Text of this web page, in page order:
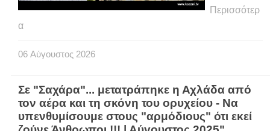
Περισσότερ
α
06 Αύγουστος 2026
Σε "Σαχάρα"... μετατράπηκε η Αχλάδα από
τον αέρα και τη σκόνη του ορυχείου - Να
υπενθυμίσουμε στους "αρμόδιους" ότι εκεί